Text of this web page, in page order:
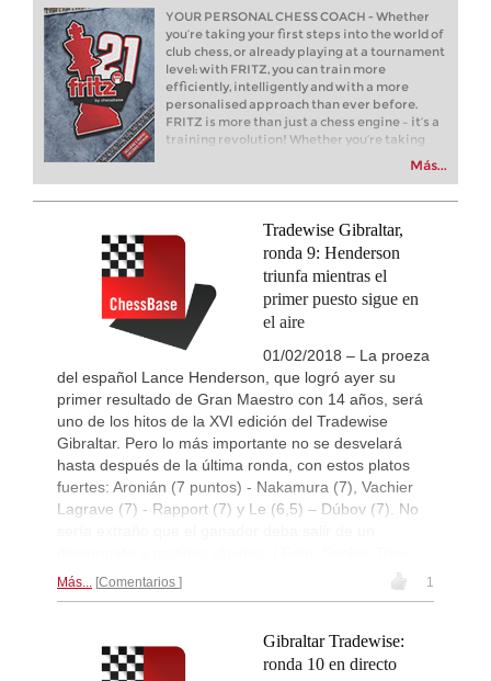
New Opening Trend
Sindarov - Van Foreest (C50)
2h
New Opening Trend
Caruana - So (D12)
Leca Chess Open 2026
Round 9 now live
3h
Tactics in a live game
Tactics in a live game
Casalaspro - Mirzoev
Tactics in a live game
Turkish Chess Super League
Round 4 now live
19th Arad Open A 2026
Round 5 now live
New Opening Trend
Crawford - Friar (B92)
New Opening Trend
Singgih - Lesbekova (B28)
New Opening Trend
10h
New Opening Trend
Tanriverdi - Sirin (B72)
YOUR PERSONAL CHESS COACH - Whether
you’re taking your first steps into the world of
club chess, or already playing at a tournament
level: with FRITZ, you can train more
efficiently, intelligently and with a more
personalised approach than ever before.
FRITZ is more than just a chess engine – it’s a
training revolution! Whether you’re taking
already playing at a tournament level: with
approach than ever before.
Más...
Tradewise Gibraltar,
ronda 9: Henderson
triunfa mientras el
primer puesto sigue en
el aire
01/02/2018 – La proeza
del español Lance Henderson, que logró ayer su
primer resultado de Gran Maestro con 14 años, será
uno de los hitos de la XVI edición del Tradewise
Gibraltar. Pero lo más importante no se desvelará
hasta después de la última ronda, con estos platos
fuertes: Aronián (7 puntos) - Nakamura (7), Vachier
Lagrave (7) - Rapport (7) y Le (6,5) – Dúbov (7). No
Más... Comentarios 1
Gibraltar Tradewise:
ronda 10 en directo